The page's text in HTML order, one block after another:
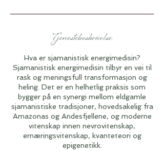
Tjenestebeskrivelse
Hva er sjamanistisk energimedisin?
Sjamanistisk energimedisin tilbyr en vei til
rask og meningsfull transformasjon og
heling. Det er en helhetlig praksis som
bygger på en synergi mellom eldgamle
sjamanistiske tradisjoner, hovedsakelig fra
Amazonas og Andesfjellene, og moderne
vitenskap innen nevrovitenskap,
ernæringsvitenskap, kvanteteori og
epigenetikk.